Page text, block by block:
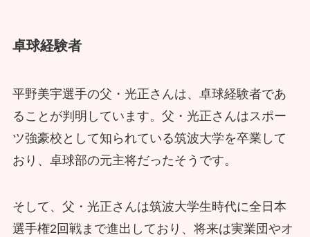
卓球経験者
平野美宇選手の父・光正さんは、卓球経験者であ
ることが判明しています。父・光正さんはスポー
ツ強豪校として知られている筑波大学を卒業して
おり、卓球部の元主将だったそうです。
そして、父・光正さんは筑波大学生時代に全日本
選手権2回戦まで進出しており、将来は実業団やオ